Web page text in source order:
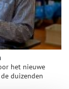
het nieuwe
duizenden